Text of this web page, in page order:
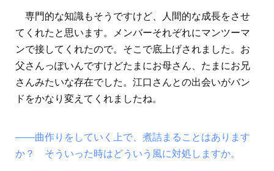
専門的な知識もそうですけど、人間的な成長をさせ
てくれたと思います。メンバーそれぞれにマンツーマ
ンで接してくれたので。そこで底上げされました。お
父さんっぽいんですけどたまにお母さん、たまにお兄
さんみたいな存在でした。江口さんとの出会いがバン
ドをかなり変えてくれましたね。
――曲作りをしていく上で、煮詰まることはあります
か？ そういった時はどういう風に対処しますか。